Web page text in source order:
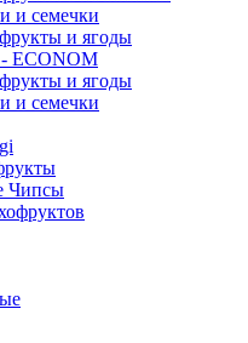
и семечки
и ягоды
и ягоды
и семечки
Чипсы